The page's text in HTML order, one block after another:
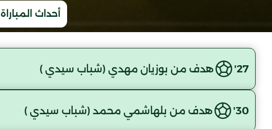
أحداث المباراة
27' هدف من بوزيان مهدي (شباب سيدي )
30' هدف من بلهاشمي محمد (شباب سيدي )